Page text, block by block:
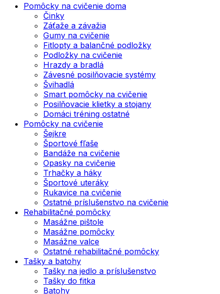
Pomôcky na cvičenie doma
Činky
Záťaže a závažia
Gumy na cvičenie
Fitlopty a balančné podložky
Podložky na cvičenie
Hrazdy a bradlá
Závesné posilňovacie systémy
Švihadlá
Smart pomôcky na cvičenie
Posilňovacie klietky a stojany
Domáci tréning ostatné
Pomôcky na cvičenie
Šejkre
Športové fľaše
Bandáže na cvičenie
Opasky na cvičenie
Trhačky a háky
Športové uteráky
Rukavice na cvičenie
Ostatné príslušenstvo na cvičenie
Rehabilitačné pomôcky
Masážne pištole
Masážne pomôcky
Masážne valce
Ostatné rehabilitačné pomôcky
Tašky a batohy
Tašky na jedlo a príslušenstvo
Tašky do fitka
Batohy